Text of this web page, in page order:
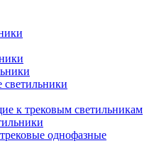
к трековым светильникам
однофазные